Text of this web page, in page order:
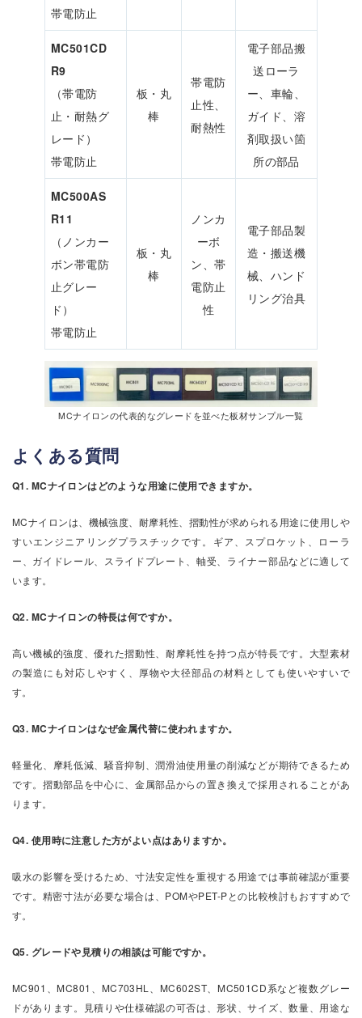
帯電防止
MC501CD
R9
（帯電防
止・耐熱グ
レード）
帯電防止
板・丸
棒
帯電防
止性、
耐熱性
電子部品搬
送ローラ
ー、車輪、
ガイド、溶
剤取扱い箇
所の部品
MC500AS
R11
（ノンカー
ボン帯電防
止グレー
ド）
帯電防止
板・丸
棒
ノンカ
ーボ
ン、帯
電防止
性
電子部品製
造・搬送機
械、ハンド
リング治具
MCナイロンの代表的なグレードを並べた板材サンプル一覧
よくある質問
Q1. MCナイロンはどのような用途に使用できますか。
MCナイロンは、機械強度、耐摩耗性、摺動性が求められる用途に使用しや
すいエンジニアリングプラスチックです。ギア、スプロケット、ローラ
ー、ガイドレール、スライドプレート、軸受、ライナー部品などに適して
います。
Q2. MCナイロンの特長は何ですか。
高い機械的強度、優れた摺動性、耐摩耗性を持つ点が特長です。大型素材
の製造にも対応しやすく、厚物や大径部品の材料としても使いやすいで
す。
Q3. MCナイロンはなぜ金属代替に使われますか。
軽量化、摩耗低減、騒音抑制、潤滑油使用量の削減などが期待できるため
です。摺動部品を中心に、金属部品からの置き換えで採用されることがあ
ります。
Q4. 使用時に注意した方がよい点はありますか。
吸水の影響を受けるため、寸法安定性を重視する用途では事前確認が重要
です。精密寸法が必要な場合は、POMやPET-Pとの比較検討もおすすめで
す。
Q5. グレードや見積りの相談は可能ですか。
MC901、MC801、MC703HL、MC602ST、MC501CD系など複数グレー
ドがあります。見積りや仕様確認の可否は、形状、サイズ、数量、用途な